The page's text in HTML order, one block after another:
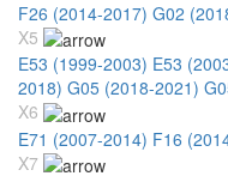
F26 (2014-2017) G02
X5
E53 (1999-2003) E53
2018) G05 (2018-2021)
X6
E71 (2007-2014) F16
X7